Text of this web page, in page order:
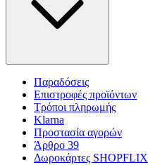
Παραδόσεις
Επιστροφές προϊόντων
Τρόποι πληρωμής
Klarna
Προστασία αγορών
Άρθρο 39
Δωροκάρτες SHOPFLIX